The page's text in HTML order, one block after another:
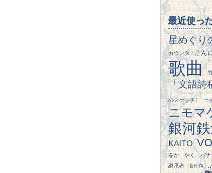
最近使っ
星めぐり
カウンタ
こん
歌曲
「文語詩
のスケッチ〕 二
ニモマ
銀河
KAITO
をかゞやく バナ
継承者
著作権